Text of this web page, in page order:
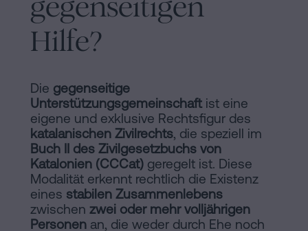
Inhaltsprozess
Personalizar
Folgen
Sie
uns
den
Hilfe?
Die gegenseitige
Unterstützungsgemeinschaft ist eine
eigene und exklusive Rechtsfigur des
katalanischen Zivilrechts, die speziell im
Buch II des Zivilgesetzbuchs von
Katalonien (CCCat) geregelt ist. Diese
Modalität erkennt rechtlich die Existenz
eines stabilen Zusammenlebens
zwischen zwei oder mehr volljährigen
Personen an, die weder durch Ehe noch